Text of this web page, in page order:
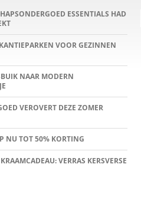
ESSENTIALS HAD
VOOR GEZINNEN
NAAR MODERN
VEROVERT DEZE ZOMER
NU TOT 50% KORTING
VERRAS KERSVERSE